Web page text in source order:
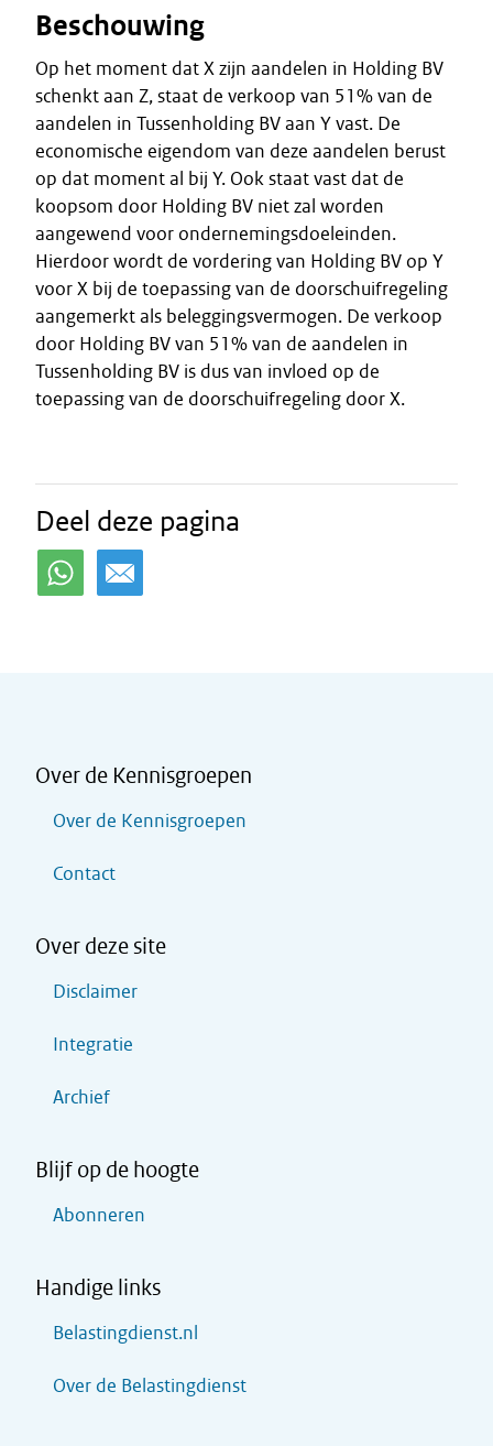
Beschouwing
Op het moment dat X zijn aandelen in Holding BV
schenkt aan Z, staat de verkoop van 51% van de
aandelen in Tussenholding BV aan Y vast. De
economische eigendom van deze aandelen berust
op dat moment al bij Y. Ook staat vast dat de
koopsom door Holding BV niet zal worden
aangewend voor ondernemingsdoeleinden.
Hierdoor wordt de vordering van Holding BV op Y
voor X bij de toepassing van de doorschuifregeling
aangemerkt als beleggingsvermogen. De verkoop
door Holding BV van 51% van de aandelen in
Tussenholding BV is dus van invloed op de
toepassing van de doorschuifregeling door X.
Deel deze pagina
Over de Kennisgroepen
Over de Kennisgroepen
Contact
Over deze site
Disclaimer
Integratie
Archief
Blijf op de hoogte
Abonneren
Handige links
Belastingdienst.nl
Over de Belastingdienst